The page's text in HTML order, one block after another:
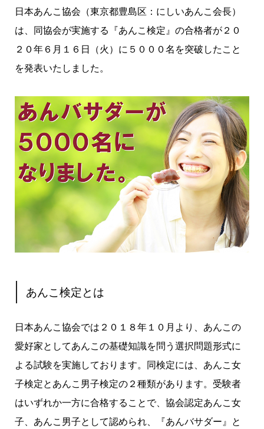
日本あんこ協会（東京都豊島区：にしいあんこ会長）
は、同協会が実施する『あんこ検定』の合格者が２０
２０年６月１６日（火）に５０００名を突破したこと
を発表いたしました。
あんこ検定とは
日本あんこ協会では２０１８年１０月より、あんこの
愛好家としてあんこの基礎知識を問う選択問題形式に
よる試験を実施しております。同検定には、あんこ女
子検定とあんこ男子検定の２種類があります。受験者
はいずれか一方に合格することで、協会認定あんこ女
子、あんこ男子として認められ、『あんバサダー』と